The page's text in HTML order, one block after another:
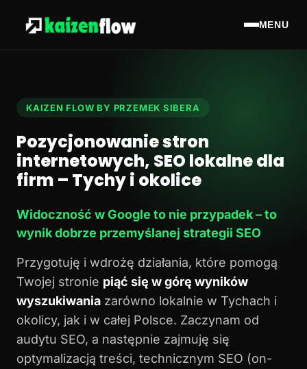
MENU
KAIZEN FLOW BY PRZEMEK SIBERA
Pozycjonowanie stron
internetowych, SEO lokalne dla
firm – Tychy i okolice
Widoczność w Google to nie przypadek – to
wynik dobrze przemyślanej strategii SEO
Przygotuję i wdrożę działania, które pomogą
Twojej stronie piąć się w górę wyników
wyszukiwania zarówno lokalnie w Tychach i
okolicy, jak i w całej Polsce. Zaczynam od
audytu SEO, a następnie zajmuję się
optymalizacją treści, technicznym SEO (on-